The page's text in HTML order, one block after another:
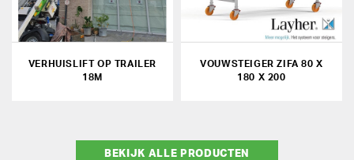
VERHUISLIFT OP TRAILER
18M
VOUWSTEIGER ZIFA 80 X
180 X 200
BEKIJK ALLE PRODUCTEN